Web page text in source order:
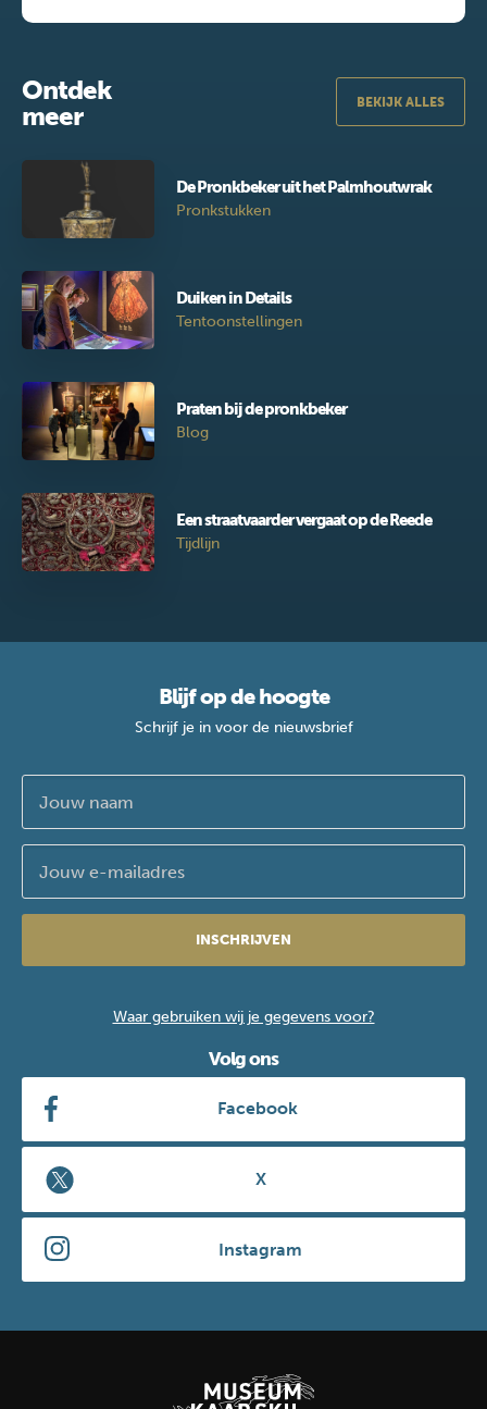
Ontdek
meer
BEKIJK ALLES
De Pronkbeker uit het Palmhoutwrak
Pronkstukken
Duiken in Details
Tentoonstellingen
Praten bij de pronkbeker
Blog
Een straatvaarder vergaat op de Reede
Tijdlijn
Blijf op de hoogte
Schrijf je in voor de nieuwsbrief
INSCHRIJVEN
Waar gebruiken wij je gegevens voor?
Volg ons
Facebook
X
Instagram